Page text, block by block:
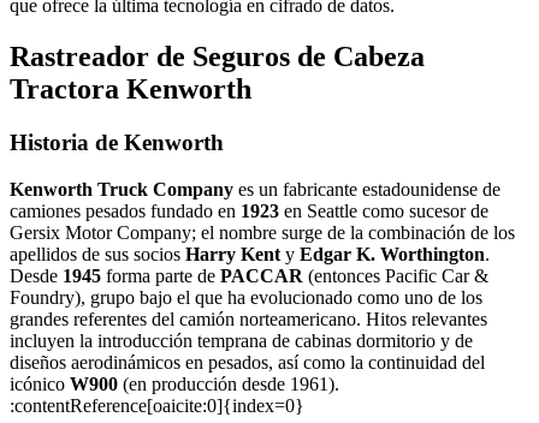
que ofrece la última tecnología en cifrado de datos.
Rastreador de Seguros de Cabeza
Tractora Kenworth
Historia de Kenworth
Kenworth Truck Company es un fabricante estadounidense de
camiones pesados fundado en 1923 en Seattle como sucesor de
Gersix Motor Company; el nombre surge de la combinación de los
apellidos de sus socios Harry Kent y Edgar K. Worthington.
Desde 1945 forma parte de PACCAR (entonces Pacific Car &
Foundry), grupo bajo el que ha evolucionado como uno de los
grandes referentes del camión norteamericano. Hitos relevantes
incluyen la introducción temprana de cabinas dormitorio y de
diseños aerodinámicos en pesados, así como la continuidad del
icónico W900 (en producción desde 1961).
:contentReference[oaicite:0]{index=0}